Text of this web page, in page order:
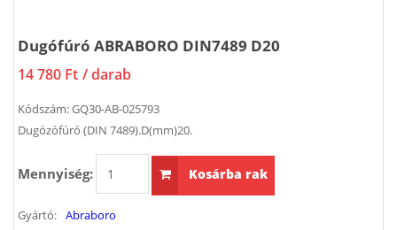
Dugófúró ABRABORO DIN7489 D20
14 780 Ft / darab
Kódszám:GQ30-AB-025793
Dugózófúró (DIN 7489).D(mm)20.
Mennyiség: Kosárba rak
Gyártó: Abraboro